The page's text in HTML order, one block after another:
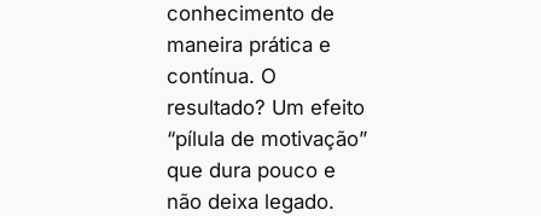
conhecimento de
maneira prática e
contínua. O
resultado? Um efeito
“pílula de motivação”
que dura pouco e
não deixa legado.